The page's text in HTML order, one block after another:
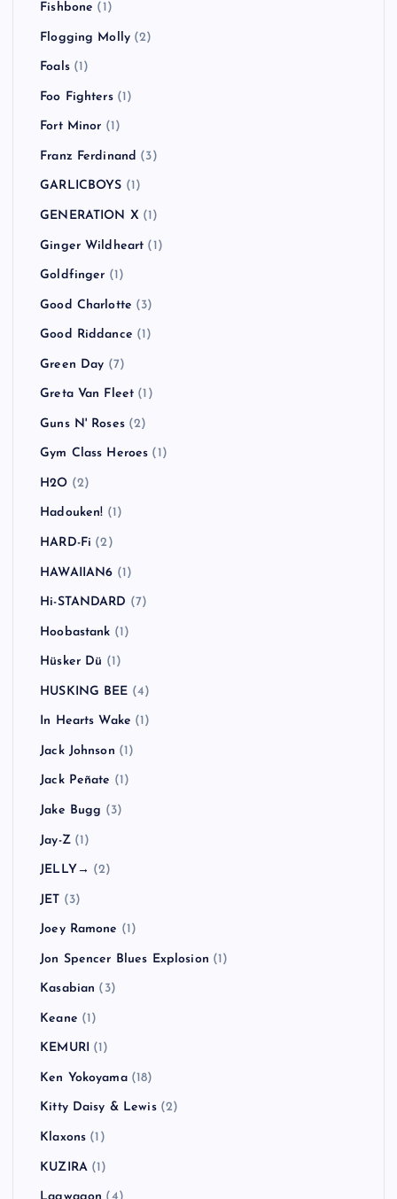
Fishbone (1)
Flogging Molly (2)
Foals(1)
Foo Fighters(1)
Fort Minor (1)
Franz Ferdinand (3)
GARLICBOYS (1)
GENERATION X (1)
Ginger Wildheart (1)
Goldfinger (1)
Good Charlotte (3)
Good Riddance (1)
Green Day (7)
Greta Van Fleet (1)
Guns N' Roses(2)
Gym Class Heroes (1)
H2O (2)
Hadouken! (1)
HARD-Fi (2)
HAWAIIAN6 (1)
Hi-STANDARD (7)
Hoobastank (1)
Hüsker Dü (1)
HUSKING BEE (4)
In Hearts Wake (1)
Jack Johnson (1)
Jack Peñate (1)
Jake Bugg (3)
Jay-Z(1)
JELLY→ (2)
JET (3)
Joey Ramone (1)
Jon Spencer Blues Explosion (1)
Kasabian (3)
Keane (1)
KEMURI (1)
Ken Yokoyama(18)
Kitty Daisy & Lewis(2)
Klaxons (1)
KUZIRA(1)